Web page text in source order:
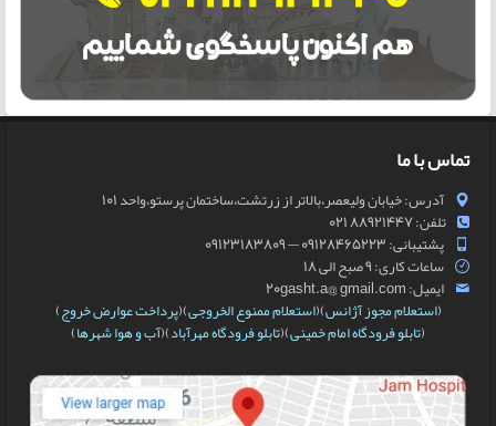
تماس با ما
آدرس: خیابان ولیعصر،بالاتر از زرتشت،ساختمان پرستو،واحد 101
تلفن: 88921447 021
پشتیبانی: 09128465223 — 09123183809
ساعات کاری: 9 صبح الی 18
ایمیل: 20gasht.a@ gmail.com
(استعلام مجوز آژانس)(استعلام ممنوع الخروجی)(پرداخت عوارض خروج)
(تابلو فرودگاه امام خمینی)(تابلو فرودگاه مهرآباد)(آب و هوا شهرها)